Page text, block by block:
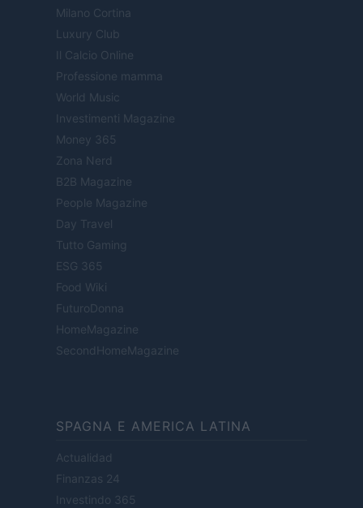
Milano Cortina
Luxury Club
Il Calcio Online
Professione mamma
World Music
Investimenti Magazine
Money 365
Zona Nerd
B2B Magazine
People Magazine
Day Travel
Tutto Gaming
ESG 365
Food Wiki
FuturoDonna
HomeMagazine
SecondHomeMagazine
SPAGNA E AMERICA LATINA
Actualidad
Finanzas 24
Investindo 365